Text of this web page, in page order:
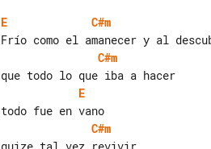
E C#m
C#m
E
C#m